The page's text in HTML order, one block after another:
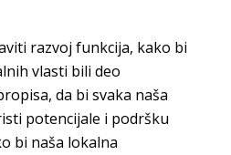
razvoj funkcija, kako bi
vlasti bili deo
da bi svaka naša
potencijale i podršku
bi naša lokalna